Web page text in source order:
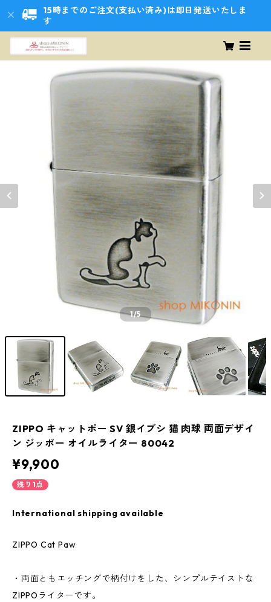
15時までのご注文(支払い済み)は即日発送いたしま
す
1/5
ZIPPO キャットポー SV 銀イブシ 猫 肉球 両面デザイ
ン ジッポー オイルライター 80042
¥9,900
残り1点
International shipping available
ZIPPO Cat Paw
・両面ともエッチングで柄付けをした、シンプルテイストな
ZIPPOライターです。